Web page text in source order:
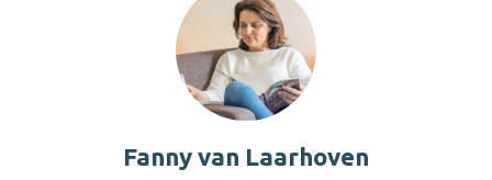
Fanny van Laarhoven